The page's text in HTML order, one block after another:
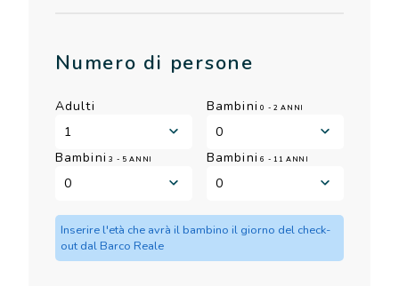
Numero di persone
Adulti Bambini 0 - 2 ANNI
Bambini 3 - 5 ANNI Bambini 6 - 11 ANNI
Inserire l'età che avrà il bambino il giorno del check-
out dal Barco Reale